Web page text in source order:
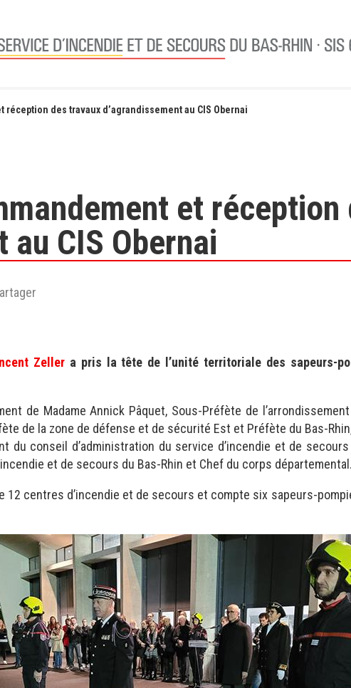
réception des travaux d’agrandissement au CIS Obernai
et réception
au CIS Obernai
Zellera pris la tête de l’unité territoriale des sapeurs-
de Madame Annick Pâquet, Sous-Préfète de
de la zone de défense et de sécurité Est et Préfète du Bas-
du conseil d’administration du service d’incendie et de
et de secours du Bas-Rhin et Chef du corps départemental.
12 centres d’incendie et de secours et compte six sapeurs-